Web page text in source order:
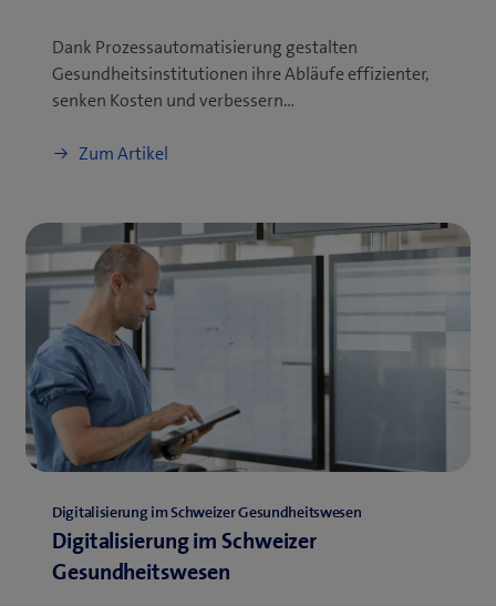
Dank Prozessautomatisierung gestalten
Gesundheitsinstitutionen ihre Abläufe effizienter,
senken Kosten und verbessern…
Zum Artikel
Digitalisierung im Schweizer Gesundheitswesen
Digitalisierung im Schweizer
Gesundheitswesen